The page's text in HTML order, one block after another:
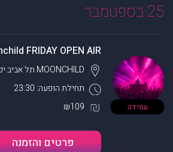
25 בספטמבר
עמידה
FRIDAY OPEN AIR
תחילת הופעה: 23:30
MOONCHILD תל אביב
₪109
פרטים והזמנה